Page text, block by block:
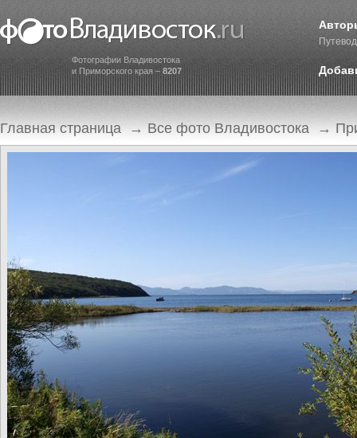
Фотографии Владивостока
и Приморского края – 8207
Главная страница → Все фото Владивостока →